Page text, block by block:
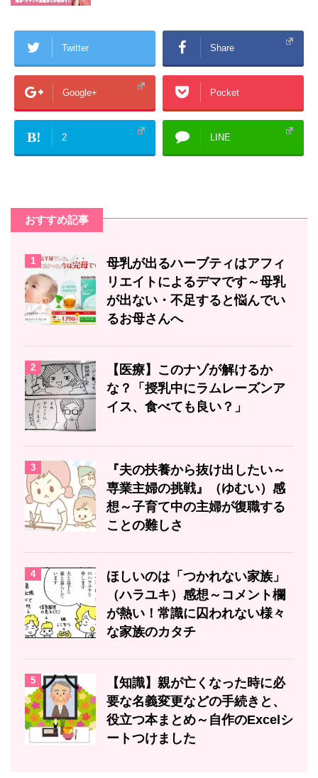
Twitter Share
Google+ Pocket
B! 2 LINE
おすすめ記事
1
母乳が出るハーブティはアフィ
リエイトによるデマです～母乳
が出ない・不足すると悩んでい
るお母さんへ
2
【医療】このナゾが解けるか
な？「授乳中にラムレーズンア
イス、食べても良い？」
3
『夫の扶養から抜け出したい～
専業主婦の挑戦』（ゆむい）感
想～子育て中の主婦が復職する
ことの難しさ
4
ほしいのは「つかれない家族」
（ハラユキ）感想～コメント欄
が熱い！常識に囚われない様々
な家族のカタチ
5
【知識】親が亡くなった時に必
要な名義変更などの手続きと、
役立つ本まとめ～自作のExcelシ
ートつけました